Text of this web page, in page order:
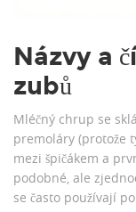
Názvy a
zubů
Mléčný chrup se
premoláry (protože
mezi špičákem a
podobné, ale
se často používají